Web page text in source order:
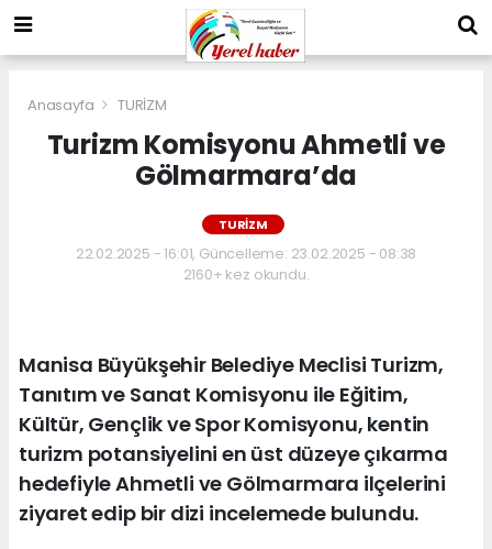
Anasayfa TURİZM
Turizm Komisyonu Ahmetli ve
Gölmarmara’da
TURİZM
22.02.2025 - 16:01, Güncelleme: 23.02.2025 - 08:38
2160+ kez okundu.
Manisa Büyükşehir Belediye Meclisi Turizm,
Tanıtım ve Sanat Komisyonu ile Eğitim,
Kültür, Gençlik ve Spor Komisyonu, kentin
turizm potansiyelini en üst düzeye çıkarma
hedefiyle Ahmetli ve Gölmarmara ilçelerini
ziyaret edip bir dizi incelemede bulundu.